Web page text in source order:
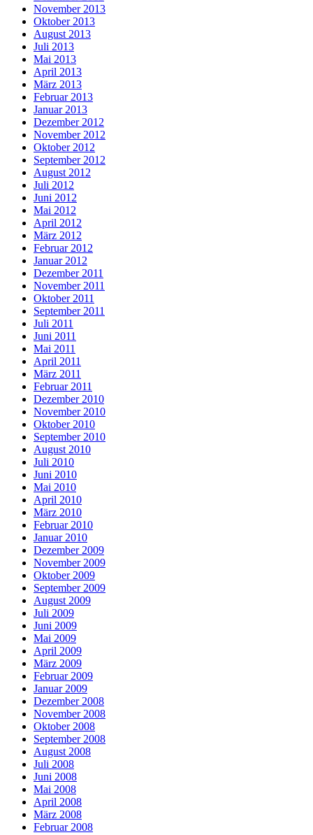
November 2013
Oktober 2013
August 2013
Juli 2013
Mai 2013
April 2013
März 2013
Februar 2013
Januar 2013
Dezember 2012
November 2012
Oktober 2012
September 2012
August 2012
Juli 2012
Juni 2012
Mai 2012
April 2012
März 2012
Februar 2012
Januar 2012
Dezember 2011
November 2011
Oktober 2011
September 2011
Juli 2011
Juni 2011
Mai 2011
April 2011
März 2011
Februar 2011
Dezember 2010
November 2010
Oktober 2010
September 2010
August 2010
Juli 2010
Juni 2010
Mai 2010
April 2010
März 2010
Februar 2010
Januar 2010
Dezember 2009
November 2009
Oktober 2009
September 2009
August 2009
Juli 2009
Juni 2009
Mai 2009
April 2009
März 2009
Februar 2009
Januar 2009
Dezember 2008
November 2008
Oktober 2008
September 2008
August 2008
Juli 2008
Juni 2008
Mai 2008
April 2008
März 2008
Februar 2008